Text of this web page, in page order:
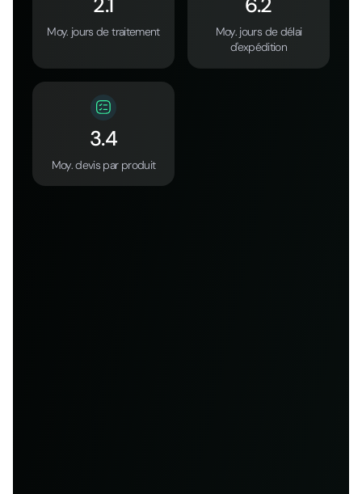
Moy. jours de traitement
Moy. jours de délai
d'expédition
3.4
Moy. devis par produit